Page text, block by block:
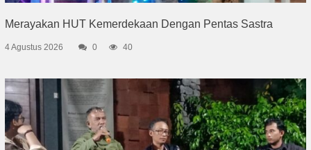
Merayakan HUT Kemerdekaan Dengan Pentas Sastra
4 Agustus 2026 0 40